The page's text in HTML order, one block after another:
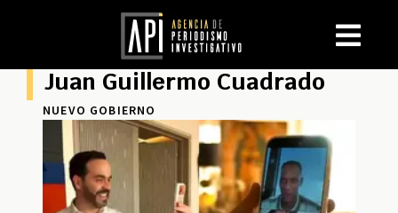
Juan Guillermo Cuadrado
NUEVO GOBIERNO